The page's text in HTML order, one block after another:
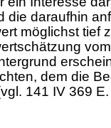
die daraufhin
möglichst tief
dem die
141 IV 369 E.